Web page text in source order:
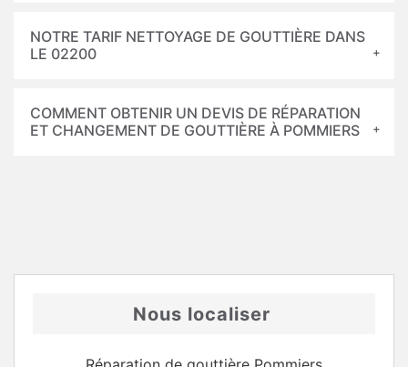
NOTRE TARIF NETTOYAGE DE GOUTTIÈRE DANS
LE 02200
COMMENT OBTENIR UN DEVIS DE RÉPARATION
ET CHANGEMENT DE GOUTTIÈRE À POMMIERS
Nous localiser